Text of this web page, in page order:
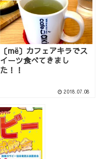
〔më〕カフェアキラでス
イーツ食べてきまし
た！！
2018.07.08